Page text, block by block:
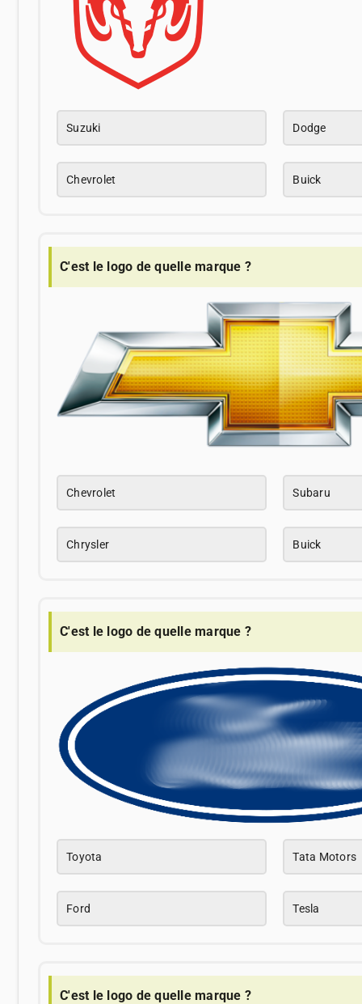
Suzuki Dodge
Chevrolet Buick
C'est le logo de quelle marque ?
Chevrolet Subaru
Chrysler Buick
C'est le logo de quelle marque ?
Toyota Tata Motors
Ford Tesla
C'est le logo de quelle marque ?